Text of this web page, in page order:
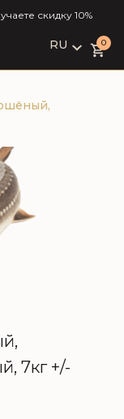
скидку 10%
RU
LV
0
7кг +/-